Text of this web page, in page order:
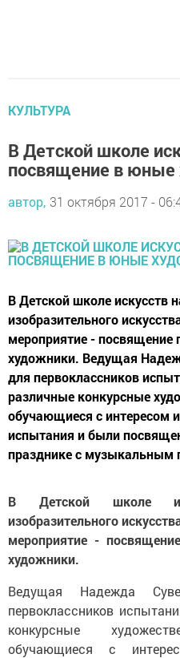
КУЛЬТУРА
В Детской школе
посвящение в юные
автор, 31 октября 2017 -
В Детской школе искусств
изобразительного
мероприятие - посвящение
художники. Ведущая
для первоклассников
различные конкурсные
обучающиеся с интересом
испытания и были
празднике с музыкальным
В Детской школе
изобразительного
мероприятие -
художники.
Ведущая Надежда
первоклассников
конкурсные
обучающиеся с